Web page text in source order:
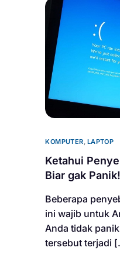
KOMPUTER, LAPTOP
Ketahui
Biar gak Panik!
Beberapa
ini wajib untuk
Anda tidak
tersebut terjadi